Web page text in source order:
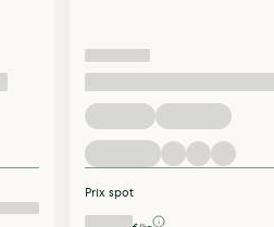
Prix spot